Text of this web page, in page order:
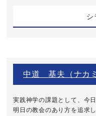
シ
中道 基夫（ナカ
実践神学の課題として、今
明日の教会のあり方を追求